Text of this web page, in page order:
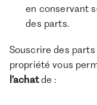
en conservant
des parts.
Souscrire des
propriété vous
l’achatde :